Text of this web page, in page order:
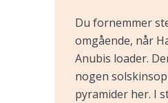
Du fornemmer
omgående, når
Anubis loader.
nogen
pyramider her. I